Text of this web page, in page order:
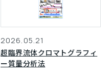
2026.05.21
超臨界流体クロマトグラフィ
ー質量分析法